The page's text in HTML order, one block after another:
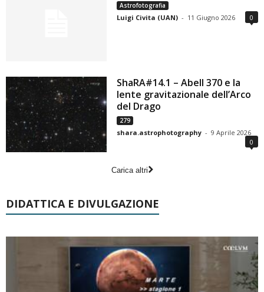
Astrofotografia
Luigi Civita (UAN) - 11 Giugno 2026 0
ShaRA#14.1 – Abell 370 e la
lente gravitazionale dell’Arco
del Drago
279
shara.astrophotography - 9 Aprile 2026
0
Carica altri
DIDATTICA E DIVULGAZIONE